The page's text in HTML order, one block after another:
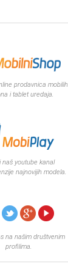
prodavnica mobilih
i tablet uredaja.
naš youtube kanal
najnovijih modela.
na našim društvenim
profilima.